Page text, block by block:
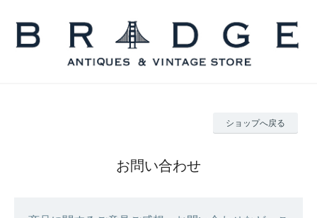
ショップへ戻る
お問い合わせ